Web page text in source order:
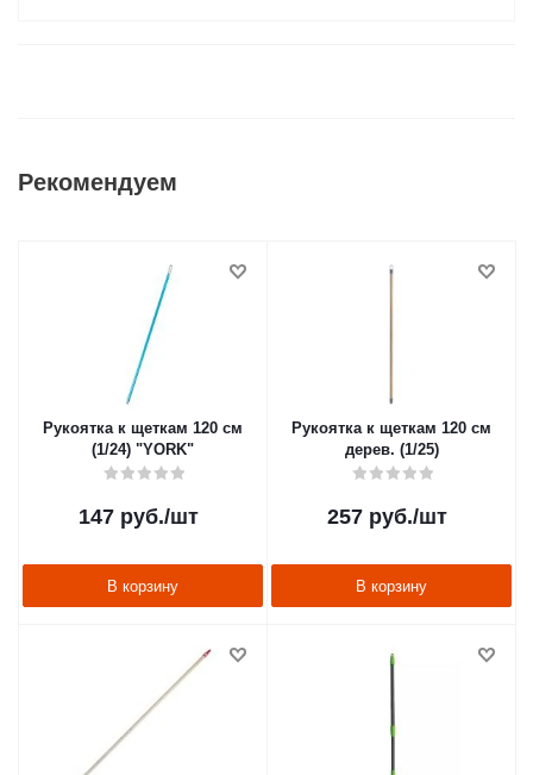
Рекомендуем
Рукоятка к щеткам 120 см
(1/24) "YORK"
147 руб./шт
В корзину
Рукоятка к щеткам 120 см
дерев. (1/25)
257 руб./шт
В корзину